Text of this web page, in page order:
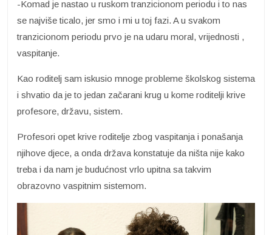
-Komad je nastao u ruskom tranzicionom periodu i to nas
se najviše ticalo, jer smo i mi u toj fazi. A u svakom
tranzicionom periodu prvo je na udaru moral, vrijednosti ,
vaspitanje.
Kao roditelj sam iskusio mnoge probleme školskog sistema
i shvatio da je to jedan začarani krug u kome roditelji krive
profesore, državu, sistem.
Profesori opet krive roditelje zbog vaspitanja i ponašanja
njihove djece, a onda država konstatuje da ništa nije kako
treba i da nam je budućnost vrlo upitna sa takvim
obrazovno vaspitnim sistemom.